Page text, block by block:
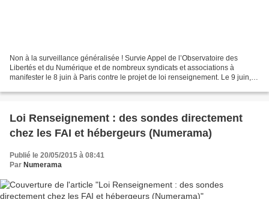
Non à la surveillance généralisée ! Survie Appel de l’Observatoire des
Libertés et du Numérique et de nombreux syndicats et associations à
manifester le 8 juin à Paris contre le projet de loi renseignement. Le 9 juin, le
Loi Renseignement : des sondes directement
chez les FAI et hébergeurs (Numerama)
Publié le 20/05/2015 à 08:41
Par Numerama